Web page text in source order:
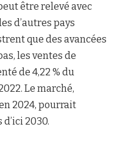
être relevé avec
d’autres pays
que des avancées
les ventes de
de 4,22 % du
Le marché,
2024, pourrait
2030.